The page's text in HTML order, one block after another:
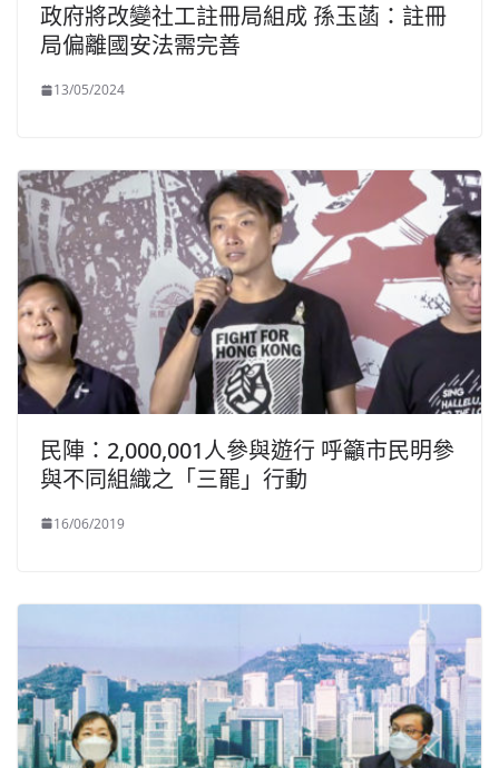
政府將改變社工註冊局組成 孫玉菡：註冊
局偏離國安法需完善
13/05/2024
民陣：2,000,001人參與遊行 呼籲市民明參
與不同組織之「三罷」行動
16/06/2019